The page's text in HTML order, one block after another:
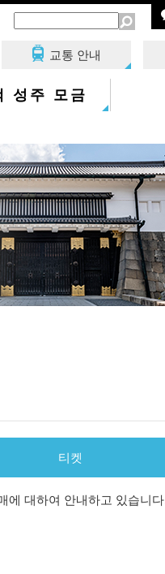
성주 모금
교통 안내
티켓
에 대하여 안내하고 있습니